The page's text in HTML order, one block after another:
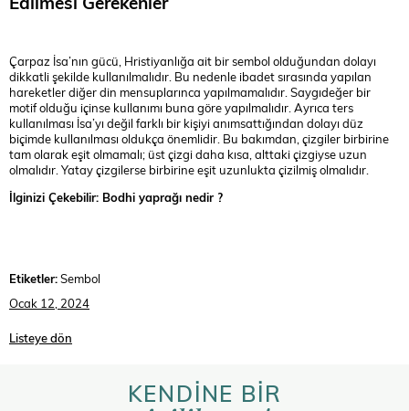
Çarpaz İsa’nın gücü, Hristiyanlığa ait bir sembol olduğundan dolayı
dikkatli şekilde kullanılmalıdır. Bu nedenle ibadet sırasında yapılan
hareketler diğer din mensuplarınca yapılmamalıdır. Saygıdeğer bir
motif olduğu içinse kullanımı buna göre yapılmalıdır. Ayrıca ters
kullanılması İsa’yı değil farklı bir kişiyi anımsattığından dolayı düz
biçimde kullanılması oldukça önemlidir. Bu bakımdan, çizgiler birbirine
tam olarak eşit olmamalı; üst çizgi daha kısa, alttaki çizgiyse uzun
olmalıdır. Yatay çizgilerse birbirine eşit uzunlukta çizilmiş olmalıdır.
İlginizi Çekebilir: Bodhi yaprağı nedir ?
Etiketler:Sembol
Ocak 12, 2024
Listeye dön
KENDİNE BİR